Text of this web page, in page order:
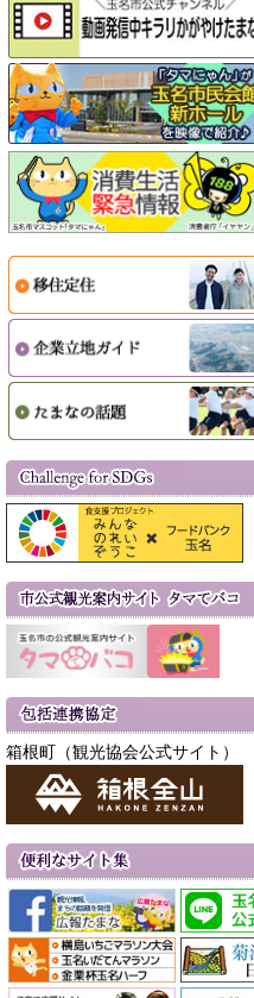
箱根町（観光協会公式サイト）